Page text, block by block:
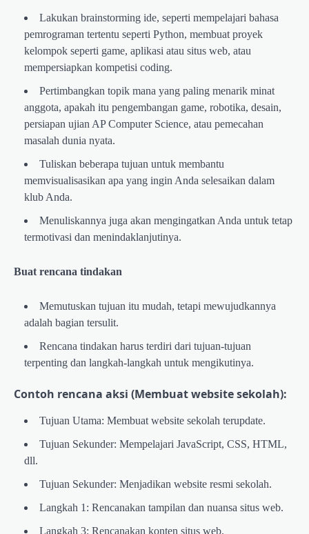
Lakukan brainstorming ide, seperti mempelajari bahasa
pemrograman tertentu seperti Python, membuat proyek
kelompok seperti game, aplikasi atau situs web, atau
mempersiapkan kompetisi coding.
Pertimbangkan topik mana yang paling menarik minat
anggota, apakah itu pengembangan game, robotika, desain,
persiapan ujian AP Computer Science, atau pemecahan
masalah dunia nyata.
Tuliskan beberapa tujuan untuk membantu
memvisualisasikan apa yang ingin Anda selesaikan dalam
klub Anda.
Menuliskannya juga akan mengingatkan Anda untuk tetap
termotivasi dan menindaklanjutinya.
Buat rencana tindakan
Memutuskan tujuan itu mudah, tetapi mewujudkannya
adalah bagian tersulit.
Rencana tindakan harus terdiri dari tujuan-tujuan
terpenting dan langkah-langkah untuk mengikutinya.
Contoh rencana aksi (Membuat website sekolah):
Tujuan Utama: Membuat website sekolah terupdate.
Tujuan Sekunder: Mempelajari JavaScript, CSS, HTML,
dll.
Tujuan Sekunder: Menjadikan website resmi sekolah.
Langkah 1: Rencanakan tampilan dan nuansa situs web.
Langkah 3: Rencanakan konten situs web.